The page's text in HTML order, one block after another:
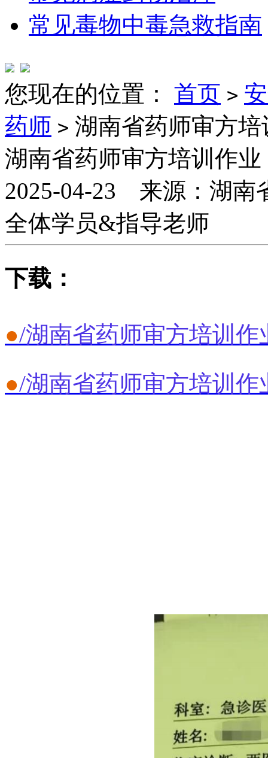
常见毒物中毒急救指南
您现在的位置： 首页 >
药师 > 湖南省药师审方培
湖南省药师审方培训作业
2025-04-23 来源：湖
全体学员&指导老师
下载：
●/湖南省药师审方培训作
●/湖南省药师审方培训作